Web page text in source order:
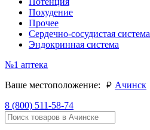
Похудение
Прочее
Сердечно-сосудистая система
Эндокринная система
№1 аптека
Ваше местоположение:
руб. Ачинск
8 (800) 511-58-74